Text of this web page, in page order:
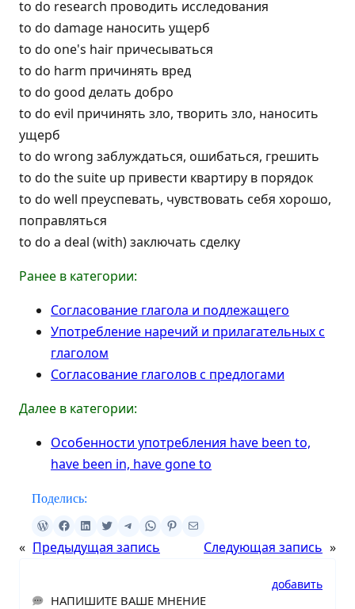
to do research проводить исследования
to do damage наносить ущерб
to do one's hair причесываться
to do harm причинять вред
to do good делать добро
to do evil причинять зло, творить зло, наносить
ущерб
to do wrong заблуждаться, ошибаться, грешить
to do the suite up привести квартиру в порядок
to do well преуспевать, чувствовать себя хорошо,
поправляться
to do a deal (with) заключать сделку
Ранее в категории:
Согласование глагола и подлежащего
Употребление наречий и прилагательных с
глаголом
Согласование глаголов с предлогами
Далее в категории:
Особенности употребления have been to,
have been in, have gone to
Поделись:
« Предыдущая запись Следующая запись »
добавить
НАПИШИТЕ ВАШЕ МНЕНИЕ